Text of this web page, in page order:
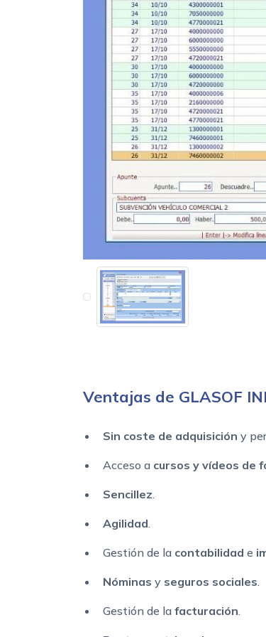
Ventajas de GLASOF
Sin coste de adquisición y
Acceso a cursos y vídeos de
Sencillez.
Agilidad.
Gestión de la contabilidad e
Nóminas y seguros sociales.
Gestión de la facturación.